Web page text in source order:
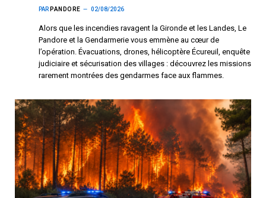
PAR PANDORE 02/08/2026
Alors que les incendies ravagent la Gironde et les Landes, Le
Pandore et la Gendarmerie vous emmène au cœur de
l’opération. Évacuations, drones, hélicoptère Écureuil, enquête
judiciaire et sécurisation des villages : découvrez les missions
rarement montrées des gendarmes face aux flammes.